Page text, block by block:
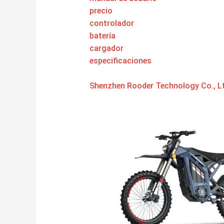
precio
controlador
batería
cargador
especificaciones
Shenzhen Rooder Technology Co.,